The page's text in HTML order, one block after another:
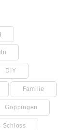
DIY
Familie
Göppingen
Schloss